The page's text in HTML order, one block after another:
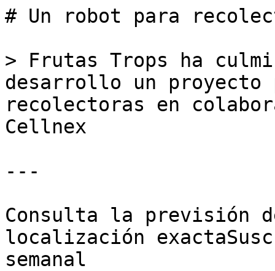
# Un robot para
> Frutas Trops ha
desarrollo un proyecto
recolectoras en
Cellnex
---
Consulta la previsión
localización
semanal